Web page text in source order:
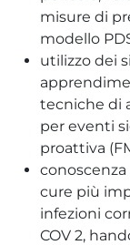
misure di
modello
utilizzo dei
tecniche di
per eventi
proattiva
cure più
infezioni
COV 2,